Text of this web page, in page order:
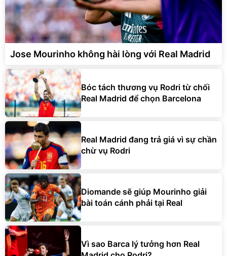
Jose Mourinho không hài lòng với Real Madrid
Bóc tách thương vụ Rodri từ chối
Real Madrid để chọn Barcelona
Real Madrid đang trả giá vì sự chần
chừ vụ Rodri
Diomande sẽ giúp Mourinho giải
bài toán cánh phải tại Real
Vì sao Barca lý tưởng hơn Real